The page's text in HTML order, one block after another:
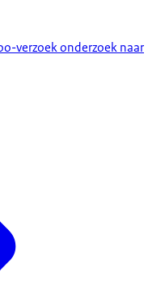
verzoek onderzoek naar